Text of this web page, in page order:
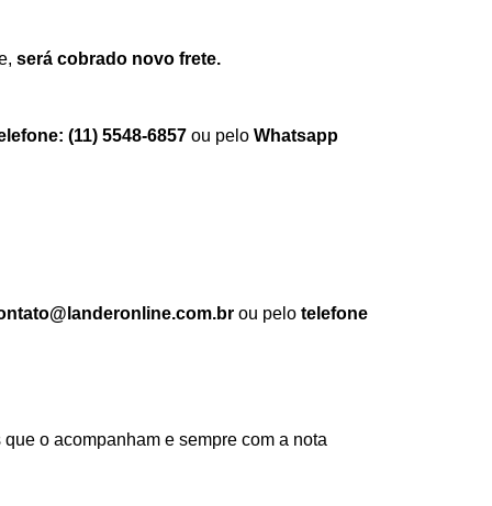
será cobrado novo frete.
(11) 5548-6857 ou pelo Whatsapp
ou pelo telefone
o acompanham e sempre com a nota